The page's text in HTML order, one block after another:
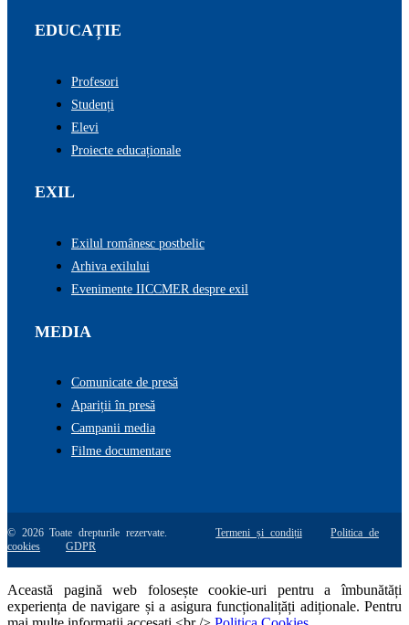
EDUCAȚIE
Profesori
Studenți
Elevi
Proiecte educaționale
EXIL
Exilul românesc postbelic
Arhiva exilului
Evenimente IICCMER despre exil
MEDIA
Comunicate de presă
Apariții în presă
Campanii media
Filme documentare
© 2026 Toate drepturile rezervate.Termeni și condiții
Politica de
cookies
GDPR
Această pagină web folosește cookie-uri pentru a îmbunătăți
experiența de navigare și a asigura funcționalițăți adiționale. Pentru